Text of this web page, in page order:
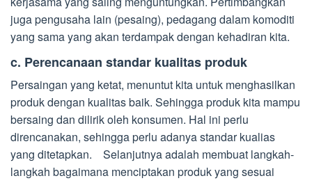
juga pengusaha lain (pesaing), pedagang dalam komoditi
yang sama yang akan terdampak dengan kehadiran kita.
c. Perencanaan standar kualitas produk
Persaingan yang ketat, menuntut kita untuk menghasilkan
produk dengan kualitas baik. Sehingga produk kita mampu
bersaing dan dilirik oleh konsumen. Hal ini perlu
direncanakan, sehingga perlu adanya standar kualias
yang ditetapkan. Selanjutnya adalah membuat langkah-
langkah bagaimana menciptakan produk yang sesuai